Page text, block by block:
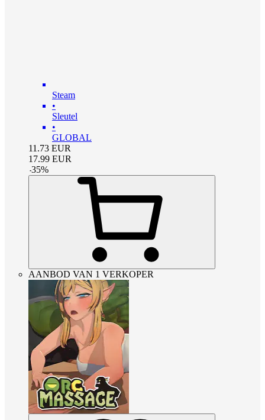
Steam
•
Sleutel
•
GLOBAL
11.73 EUR
17.99 EUR
-35%
AANBOD VAN 1 VERKOPER